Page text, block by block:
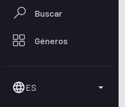
Buscar
Géneros
ES